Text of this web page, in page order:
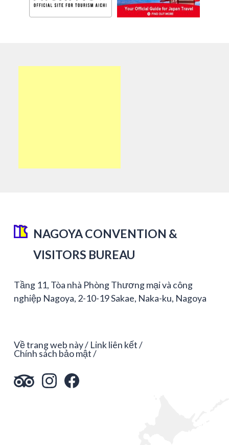
NAGOYA CONVENTION &
VISITORS BUREAU
Tầng 11, Tòa nhà Phòng Thương mại và công
nghiệp Nagoya, 2-10-19 Sakae, Naka-ku, Nagoya
Về trang web này Link liên kết
Chính sách bảo mật